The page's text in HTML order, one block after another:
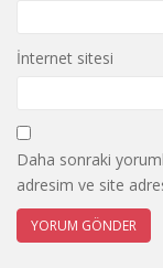
İnternet sitesi
Daha sonraki
adresim ve site